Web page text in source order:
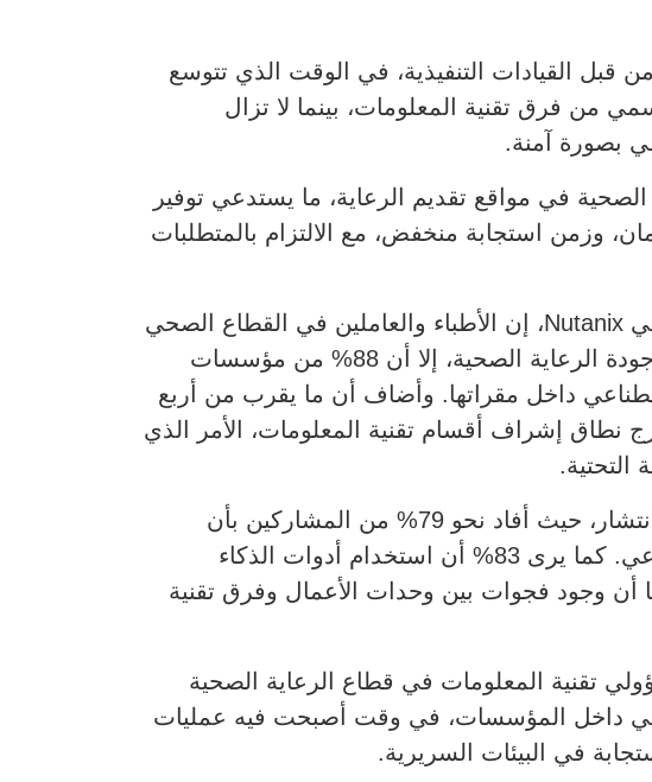
قبل القيادات التنفيذية، في الوقت الذي تتوسع
من فرق تقنية المعلومات، بينما لا تزال
بصورة آمنة.
توليد ما يصل إلى 75% من بيانات الرعاية الصحية في مواقع تقديم الرعاية، ما يستدعي توفير
وزمن استجابة منخفض، مع الالتزام بالمتطلبات
وقال سامي زغلامي، نائب الرئيس الأول لمنطقة أوروبا والشرق الأوسط وإفريقيا في Nutanix، إن الأطباء والعاملين في القطاع الصحي
يتجهون بشكل متزايد إلى استخدام الذكاء الاصطناعي لإيمانهم بقدرته على تحسين جودة الرعاية الصحية، إلا أن 88% من مؤسسات
داخل مقراتها. وأضاف أن ما يقرب من أربع
إشراف أقسام تقنية المعلومات، الأمر الذي
وبيّن التقرير أن ظاهرة “الذكاء الاصطناعي غير الخاضع للإشراف” أصبحت واسعة الانتشار، حيث أفاد نحو 79% من المشاركين بأن
موظفين خارج إدارات تقنية المعلومات يقومون بتنفيذ تطبيقات أو وكلاء ذكاء اصطناعي. كما يرى 83% أن استخدام أدوات الذكاء
وجود فجوات بين وحدات الأعمال وفرق تقنية
أحد أبرز التحديات، إذ أوضح التقرير أن 88% من مسؤولي تقنية المعلومات في قطاع الرعاية الصحية
داخل المؤسسات، في وقت أصبحت فيه عمليات
في البيئات السريرية.